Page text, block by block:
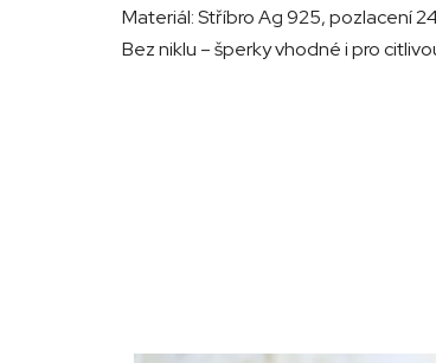
Materiál: Stříbro Ag 925, pozlacení
Bez niklu – šperky vhodné i pro